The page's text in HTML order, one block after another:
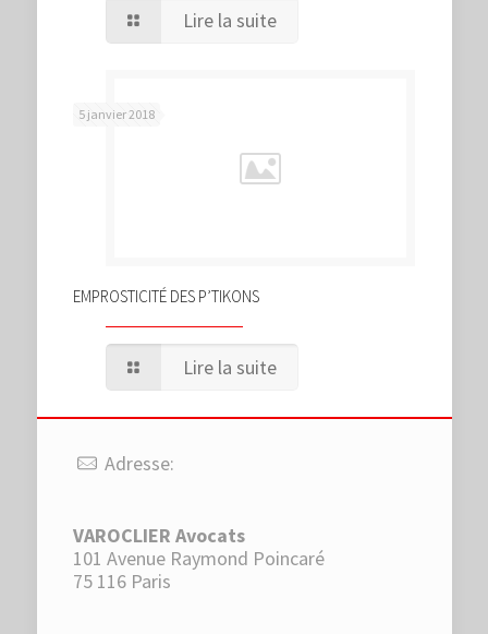
Lire la suite
5 janvier 2018
EMPROSTICITÉ DES P’TIKONS
Lire la suite
Adresse:
VAROCLIER Avocats
101 Avenue Raymond Poincaré
75 116 Paris